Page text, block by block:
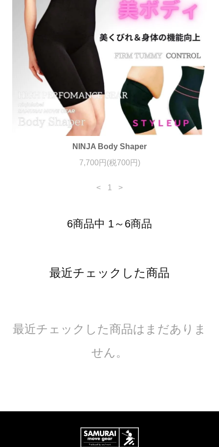
NINJA Body Shaper
7,700円(税700円)
< 1 >
6商品中 1～6商品
最近チェックした商品
最近チェックした商品はまだありま
せん。